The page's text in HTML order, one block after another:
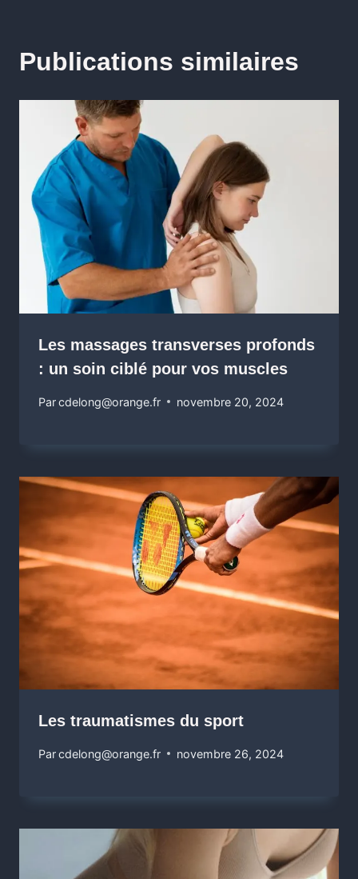
Publications similaires
Les massages transverses profonds
: un soin ciblé pour vos muscles
Parcdelong@orange.fr novembre 20, 2024
Les traumatismes du sport
Parcdelong@orange.fr novembre 26, 2024